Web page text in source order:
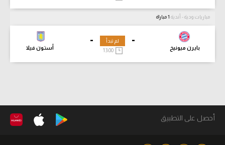
مباريات ودية - أندية
-
بايرن ميونيخ
-
أستون فيلا
لم تبدأ
13:00
أحصل على التطبيق